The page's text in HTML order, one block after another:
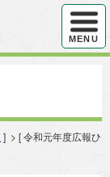
ハンバ
MENU
] > [ 令和元年度広報ひ